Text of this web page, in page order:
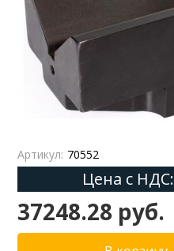
Артикул: 70552
Цена с НДС:
37248.28 руб.